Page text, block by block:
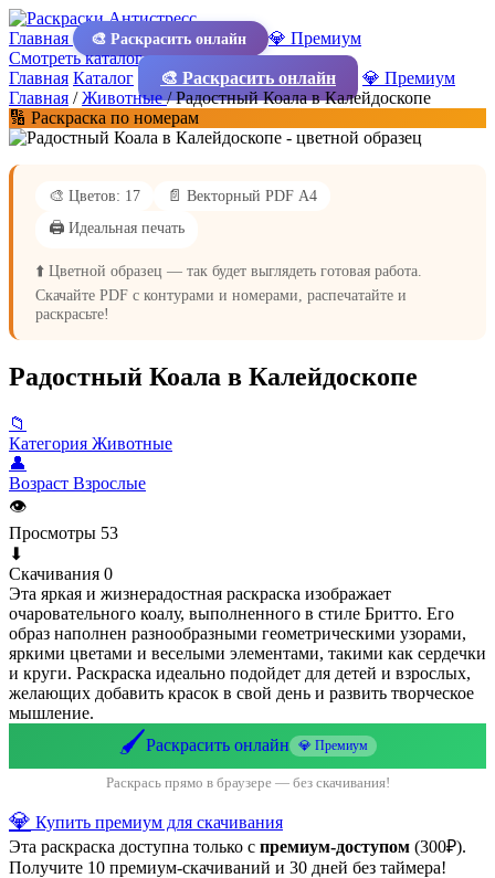
Главная 🎨 Раскрасить онлайн
💎 Премиум
Смотреть каталог
Главная Каталог 🎨 Раскрасить онлайн
💎 Премиум
Главная /Животные/Радостный Коала в Калейдоскопе
🔢 Раскраска по номерам
🎨 Цветов: 17
📄 Векторный PDF А4
🖨️ Идеальная печать
⬆️ Цветной образец — так будет выглядеть готовая работа.
Скачайте PDF с контурами и номерами, распечатайте и
раскрасьте!
Радостный Коала в Калейдоскопе
📁
Категория Животные
👤
Возраст Взрослые
👁
Просмотры 53
⬇
Скачивания 0
Эта яркая и жизнерадостная раскраска изображает
очаровательного коалу, выполненного в стиле Бритто. Его
образ наполнен разнообразными геометрическими узорами,
яркими цветами и веселыми элементами, такими как сердечки
и круги. Раскраска идеально подойдет для детей и взрослых,
желающих добавить красок в свой день и развить творческое
мышление.
🖌️Раскрасить онлайн 💎 Премиум
Раскрась прямо в браузере — без скачивания!
💎 Купить премиум для скачивания
Эта раскраска доступна только с премиум-доступом (300₽).
Получите 10 премиум-скачиваний и 30 дней без таймера!